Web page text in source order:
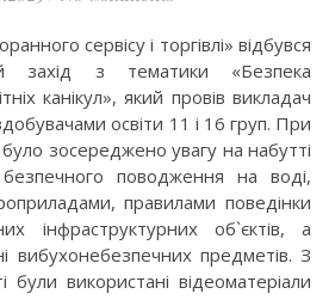
захід з тематики «Безпека
канікул», який провів викладач
освіти 11 і 16 груп. При
зосереджено увагу на набутті
поводження на воді,
правилами поведінки
інфраструктурних об`єктів, а
вибухонебезпечних предметів. З
використані відеоматеріали